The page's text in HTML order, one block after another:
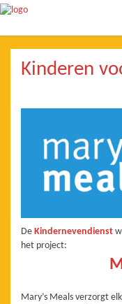
Kinderen
De Kindernevendienst
het project:
Mary’s Meals verzorgt